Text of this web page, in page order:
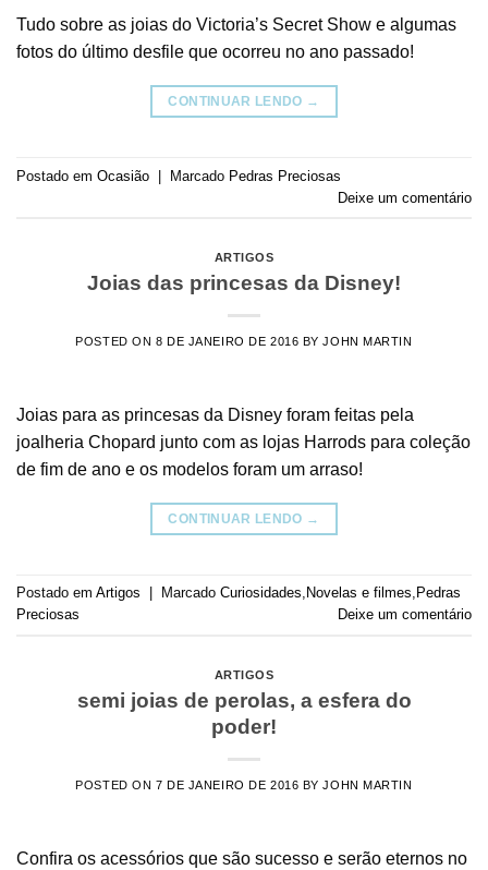
Tudo sobre as joias do Victoria’s Secret Show e algumas
fotos do último desfile que ocorreu no ano passado!
CONTINUAR LENDO →
Postado em Ocasião | Marcado Pedras Preciosas
Deixe um comentário
ARTIGOS
Joias das princesas da Disney!
POSTED ON 8 DE JANEIRO DE 2016 BYJOHN MARTIN
Joias para as princesas da Disney foram feitas pela
joalheria Chopard junto com as lojas Harrods para coleção
de fim de ano e os modelos foram um arraso!
CONTINUAR LENDO →
Postado em Artigos Marcado Curiosidades, Novelas e filmes, Pedras
Preciosas
Deixe um comentário
ARTIGOS
semi joias de perolas, a esfera do
poder!
POSTED ON 7 DE JANEIRO DE 2016 BYJOHN MARTIN
Confira os acessórios que são sucesso e serão eternos no